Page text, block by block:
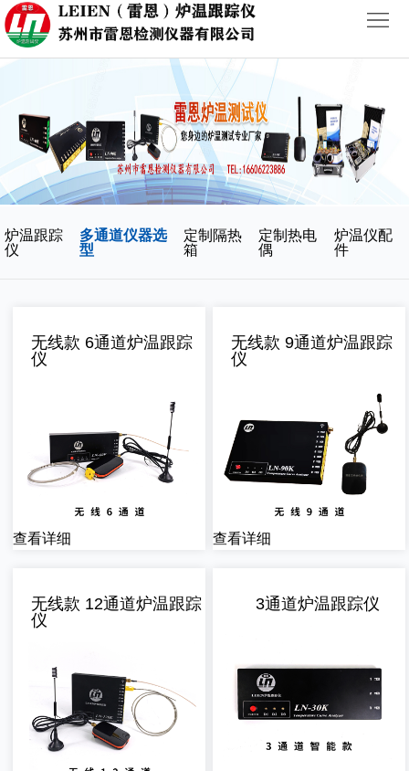
我
们
品
中
新
闻
行
炉温跟踪
仪
多通道仪器选
型
定制隔热
箱
定制热电
偶
炉温仪配
件
无线款 6通道炉温跟踪
仪
查看详细
无线款 9通道炉温跟踪
仪
查看详细
无线款 12通道炉温跟踪
仪
3通道炉温跟踪仪